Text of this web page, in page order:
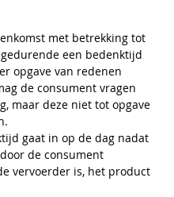
met betrekking tot
een bedenktijd
opgave van redenen
de consument vragen
maar deze niet tot opgave
gaat in op de dag nadat
de consument
vervoerder is, het product